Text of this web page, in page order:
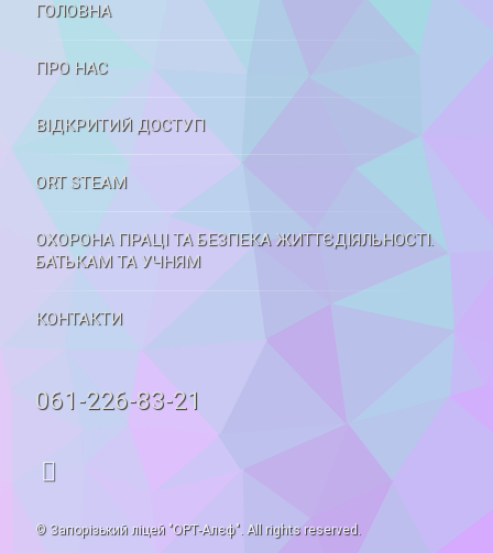
ГОЛОВНА
ПРО НАС
ВІДКРИТИЙ ДОСТУП
ORT STEAM
ОХОРОНА ПРАЦІ ТА БЕЗПЕКА ЖИТТЄДІЯЛЬНОСТІ.
БАТЬКАМ ТА УЧНЯМ
КОНТАКТИ
Tel:
061-226-83-21
RSS
© Запорізький ліцей "ОРТ-Алєф". All rights reserved.